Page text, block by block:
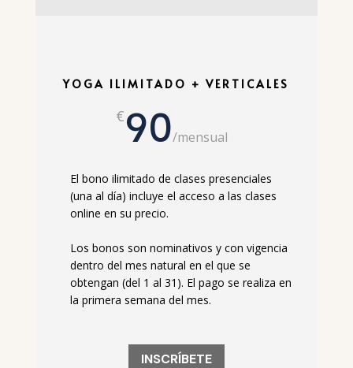
YOGA ILIMITADO + VERTICALES
€90/mensual
El bono ilimitado de clases presenciales
(una al día) incluye el acceso a las clases
online en su precio.
Los bonos son nominativos y con vigencia
dentro del mes natural en el que se
obtengan (del 1 al 31). El pago se realiza en
la primera semana del mes.
INSCRÍBETE